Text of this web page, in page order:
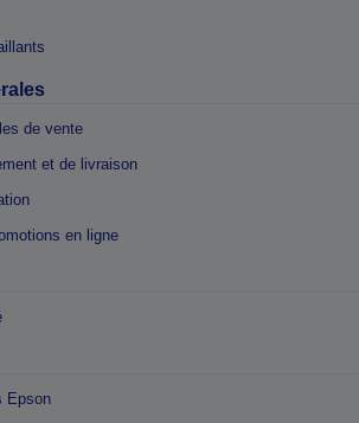
de vente
et de livraison
en ligne
Epson